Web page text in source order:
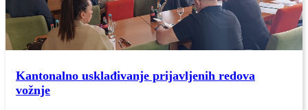
Kantonalno usklađivanje prijavljenih redova
vožnje